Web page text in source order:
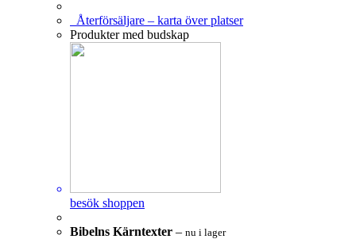
Återförsäljare – karta över platser
Produkter med budskap
besök shoppen
Bibelns Kärntexter – nu i lager